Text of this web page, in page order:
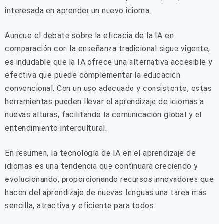
interesada en aprender un nuevo idioma.
Aunque el debate sobre la eficacia de la IA en
comparación con la enseñanza tradicional sigue vigente,
es indudable que la IA ofrece una alternativa accesible y
efectiva que puede complementar la educación
convencional. Con un uso adecuado y consistente, estas
herramientas pueden llevar el aprendizaje de idiomas a
nuevas alturas, facilitando la comunicación global y el
entendimiento intercultural.
En resumen, la tecnología de IA en el aprendizaje de
idiomas es una tendencia que continuará creciendo y
evolucionando, proporcionando recursos innovadores que
hacen del aprendizaje de nuevas lenguas una tarea más
sencilla, atractiva y eficiente para todos.